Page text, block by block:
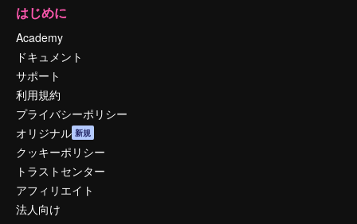
はじめに
Academy
ドキュメント
サポート
利用規約
プライバシーポリシー
オリジナル 新規
クッキーポリシー
トラストセンター
アフィリエイト
法人向け